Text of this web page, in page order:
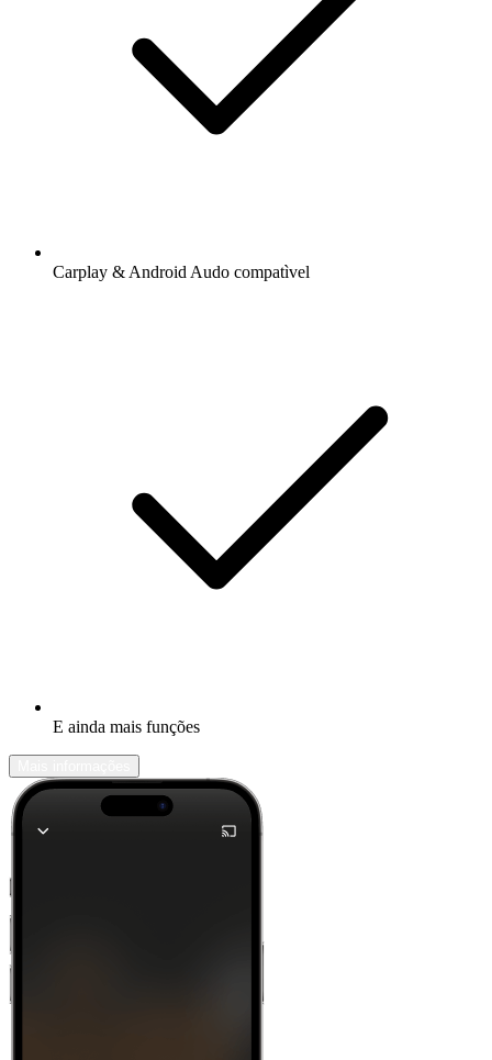
Carplay & Android Audo compatìvel
E ainda mais funções